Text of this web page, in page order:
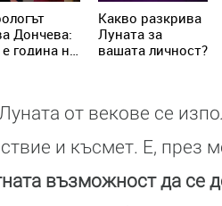
Дончева:
година на
реалност
Kакво разкрива
Луната за
вашата личност?
от векове се
и късмет. Е, през
възможност да се